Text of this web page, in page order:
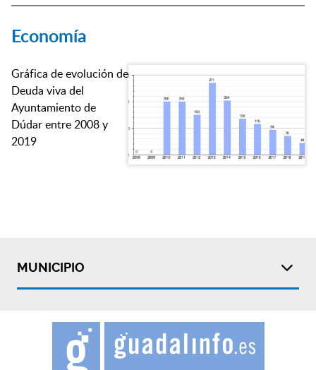
Economía
Gráfica de evolución de
Deuda viva del
Ayuntamiento de
Dúdar entre 2008 y
2019
MUNICIPIO